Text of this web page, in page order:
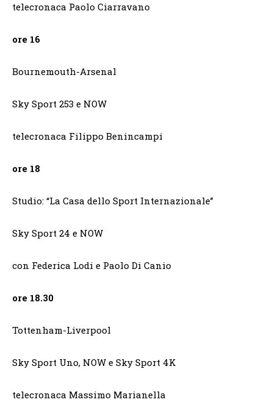
telecronaca Paolo Ciarravano
ore 16
Bournemouth-Arsenal
Sky Sport 253 e NOW
telecronaca Filippo Benincampi
ore 18
Studio: “La Casa dello Sport Internazionale”
Sky Sport 24 e NOW
con Federica Lodi e Paolo Di Canio
ore 18.30
Tottenham-Liverpool
Sky Sport Uno, NOW e Sky Sport 4K
telecronaca Massimo Marianella